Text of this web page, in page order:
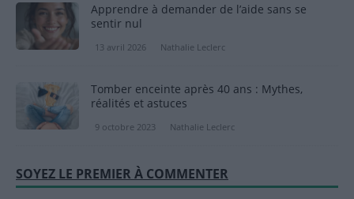
Apprendre à demander de l’aide sans se
sentir nul
13 avril 2026 Nathalie Leclerc
Tomber enceinte après 40 ans : Mythes,
réalités et astuces
9 octobre 2023 Nathalie Leclerc
SOYEZ LE PREMIER À COMMENTER